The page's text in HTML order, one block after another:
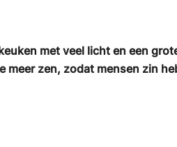
met veel licht en een
meer zen, zodat mensen zin